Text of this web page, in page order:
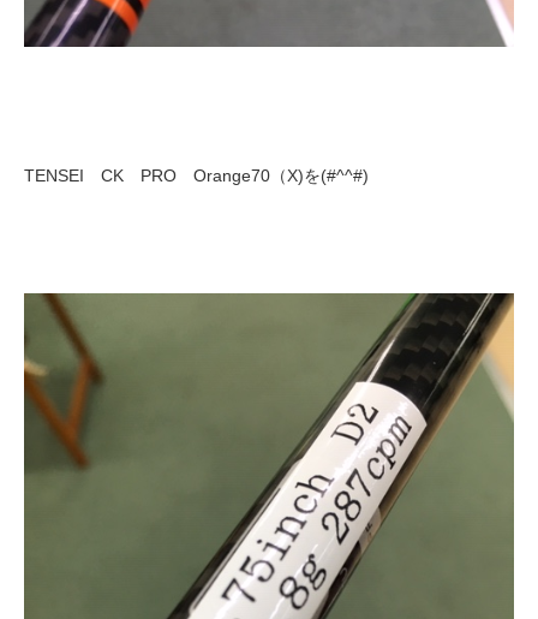
TENSEI CK PRO Orange70（X)を(#^^#)